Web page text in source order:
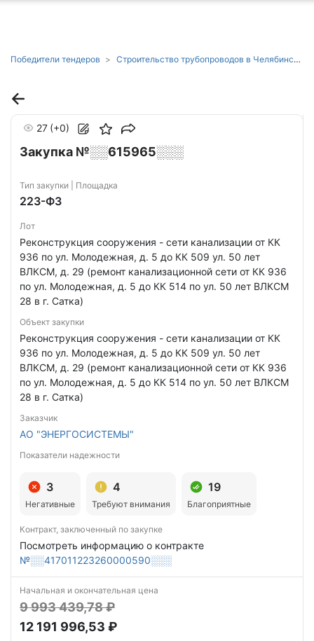
Победители тендеров Строительство трубопроводов в Челябинской области
Закупка №░░615965░░░
27 (+0)
Тип закупки | Площадка
223-ФЗ
Лот
Реконструкция сооружения - сети канализации от КК
936 по ул. Молодежная, д. 5 до КК 509 ул. 50 лет
ВЛКСМ, д. 29 (ремонт канализационной сети от КК 936
по ул. Молодежная, д. 5 до КК 514 по ул. 50 лет ВЛКСМ
28 в г. Сатка)
Объект закупки
Реконструкция сооружения - сети канализации от КК
936 по ул. Молодежная, д. 5 до КК 509 ул. 50 лет
ВЛКСМ, д. 29 (ремонт канализационной сети от КК 936
по ул. Молодежная, д. 5 до КК 514 по ул. 50 лет ВЛКСМ
28 в г. Сатка)
Заказчик
АО "ЭНЕРГОСИСТЕМЫ"
Показатели надежности
3
Негативные
4
Требуют внимания
19
Благоприятные
Контракт, заключенный по закупке
Посмотреть информацию о контракте
№░░417011223260000590░░░
Начальная и окончательная цена
9 993 439,78 ₽
12 191 996,53 ₽